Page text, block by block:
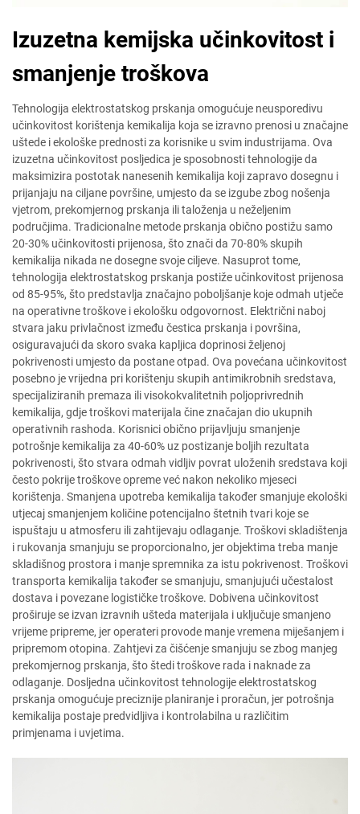
Izuzetna kemijska učinkovitost i
smanjenje troškova
Tehnologija elektrostatskog prskanja omogućuje neusporedivu
učinkovitost korištenja kemikalija koja se izravno prenosi u značajne
uštede i ekološke prednosti za korisnike u svim industrijama. Ova
izuzetna učinkovitost posljedica je sposobnosti tehnologije da
maksimizira postotak nanesenih kemikalija koji zapravo dosegnu i
prijanjaju na ciljane površine, umjesto da se izgube zbog nošenja
vjetrom, prekomjernog prskanja ili taloženja u neželjenim
područjima. Tradicionalne metode prskanja obično postižu samo
20-30% učinkovitosti prijenosa, što znači da 70-80% skupih
kemikalija nikada ne dosegne svoje ciljeve. Nasuprot tome,
tehnologija elektrostatskog prskanja postiže učinkovitost prijenosa
od 85-95%, što predstavlja značajno poboljšanje koje odmah utječe
na operativne troškove i ekološku odgovornost. Električni naboj
stvara jaku privlačnost između čestica prskanja i površina,
osiguravajući da skoro svaka kapljica doprinosi željenoj
pokrivenosti umjesto da postane otpad. Ova povećana učinkovitost
posebno je vrijedna pri korištenju skupih antimikrobnih sredstava,
specijaliziranih premaza ili visokokvalitetnih poljoprivrednih
kemikalija, gdje troškovi materijala čine značajan dio ukupnih
operativnih rashoda. Korisnici obično prijavljuju smanjenje
potrošnje kemikalija za 40-60% uz postizanje boljih rezultata
pokrivenosti, što stvara odmah vidljiv povrat uloženih sredstava koji
često pokrije troškove opreme već nakon nekoliko mjeseci
korištenja. Smanjena upotreba kemikalija također smanjuje ekološki
utjecaj smanjenjem količine potencijalno štetnih tvari koje se
ispuštaju u atmosferu ili zahtijevaju odlaganje. Troškovi skladištenja
i rukovanja smanjuju se proporcionalno, jer objektima treba manje
skladišnog prostora i manje spremnika za istu pokrivenost. Troškovi
transporta kemikalija također se smanjuju, smanjujući učestalost
dostava i povezane logističke troškove. Dobivena učinkovitost
proširuje se izvan izravnih ušteda materijala i uključuje smanjeno
vrijeme pripreme, jer operateri provode manje vremena miješanjem i
pripremom otopina. Zahtjevi za čišćenje smanjuju se zbog manjeg
prekomjernog prskanja, što štedi troškove rada i naknade za
odlaganje. Dosljedna učinkovitost tehnologije elektrostatskog
prskanja omogućuje preciznije planiranje i proračun, jer potrošnja
kemikalija postaje predvidljiva i kontrolabilna u različitim
primjenama i uvjetima.